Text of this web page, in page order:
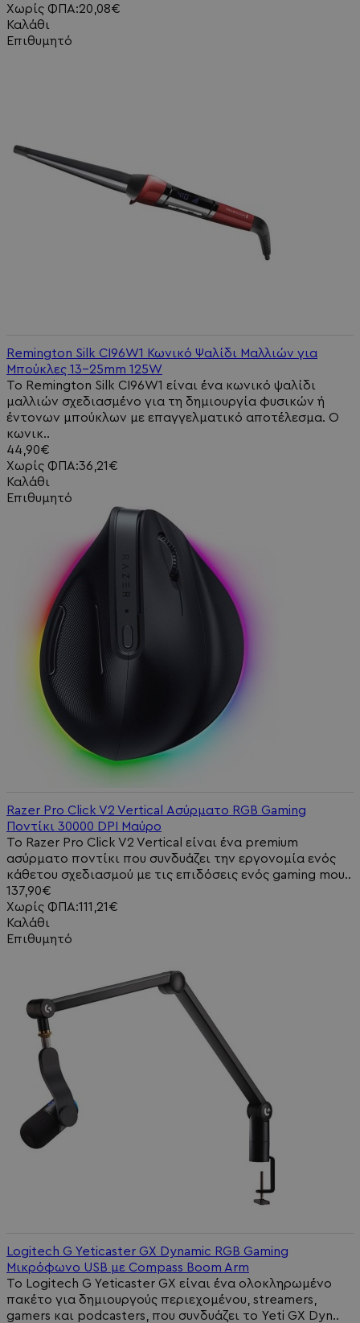
Χωρίς ΦΠΑ:20,08€
Καλάθι
Επιθυμητό
Remington Silk CI96W1 Κωνικό Ψαλίδι Μαλλιών για
Μπούκλες 13-25mm 125W
Το Remington Silk CI96W1 είναι ένα κωνικό ψαλίδι
μαλλιών σχεδιασμένο για τη δημιουργία φυσικών ή
έντονων μπούκλων με επαγγελματικό αποτέλεσμα. Ο
κωνικ..
44,90€
Χωρίς ΦΠΑ:36,21€
Καλάθι
Επιθυμητό
Razer Pro Click V2 Vertical Ασύρματο RGB Gaming
Ποντίκι 30000 DPI Μαύρο
Το Razer Pro Click V2 Vertical είναι ένα premium
ασύρματο ποντίκι που συνδυάζει την εργονομία ενός
κάθετου σχεδιασμού με τις επιδόσεις ενός gaming mou..
137,90€
Χωρίς ΦΠΑ:111,21€
Καλάθι
Επιθυμητό
Logitech G Yeticaster GX Dynamic RGB Gaming
Μικρόφωνο USB με Compass Boom Arm
Το Logitech G Yeticaster GX είναι ένα ολοκληρωμένο
πακέτο για δημιουργούς περιεχομένου, streamers,
gamers και podcasters, που συνδυάζει το Yeti GX Dyn..